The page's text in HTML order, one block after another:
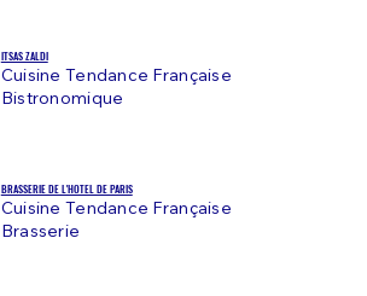
ITSAS ZALDI
Cuisine Tendance Française
Bistronomique
BRASSERIE DE L'HOTEL DE PARIS
Cuisine Tendance Française
Brasserie